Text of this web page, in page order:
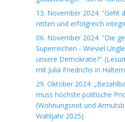
13. November 2024: "Geht
retten und erfolgreich
06. November 2024: "Die
Superreichen - Wieviel
unsere Demokratie?"
mit Julia Friedrichs in
29. Oktober 2024:
muss höchste politische
(Wohnungsnot und
Wahljahr 2025)